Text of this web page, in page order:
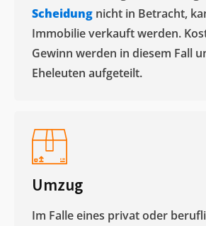
Scheidung nicht in Betracht,
Immobilie verkauft werden.
Gewinn werden in diesem Fall
Eheleuten aufgeteilt.​
Umzug
Im Falle eines privat oder